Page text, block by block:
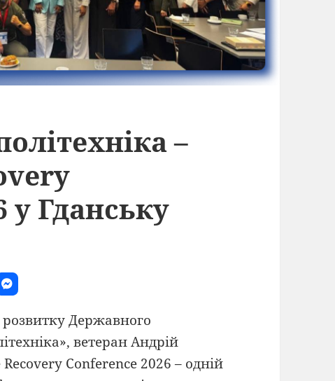
–
у Гданську
Державного
ветеран Андрій
Conference 2026 – одній